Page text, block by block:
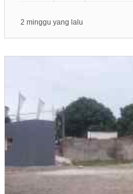
2 minggu yang lalu